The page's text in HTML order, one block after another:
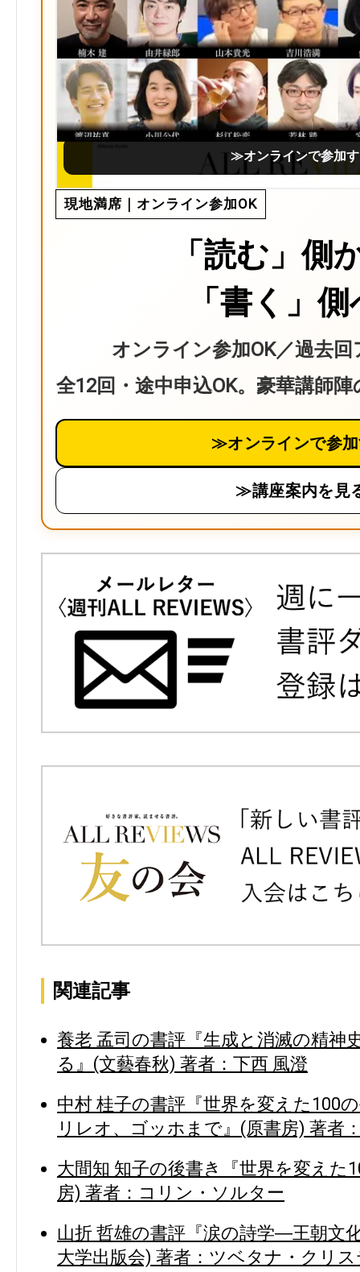
≫オンラインで参加
現地満席｜オンライン参加OK
「読む」側
「書く」
オンライン参加OK／過去
全12回・途中申込OK。豪華講師
≫オンラインで参
≫講座案内を見
関連記事
養老 孟司の書評『生成と消滅の精神
る』(文藝春秋) 著者：下西 風澄
中村 桂子の書評『世界を変えた100
リレオ、ゴッホまで』(原書房) 著者
大間知 知子の後書き『世界を変えた
房) 著者：コリン・ソルター
山折 哲雄の書評『涙の詩学―王朝文
大学出版会) 著者：ツベタナ・クリ